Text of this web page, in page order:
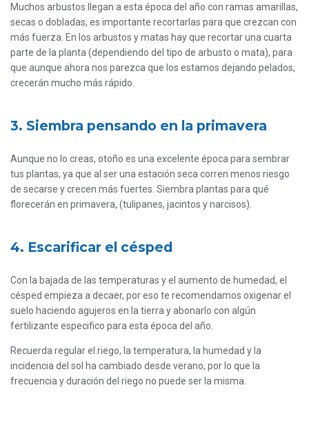
Muchos arbustos llegan a esta época del año con ramas amarillas,
secas o dobladas, es importante recortarlas para que crezcan con
más fuerza. En los arbustos y matas hay que recortar una cuarta
parte de la planta (dependiendo del tipo de arbusto o mata), para
que aunque ahora nos parezca que los estamos dejando pelados,
crecerán mucho más rápido.
3. Siembra pensando en la primavera
Aunque no lo creas, otoño es una excelente época para sembrar
tus plantas, ya que al ser una estación seca corren menos riesgo
de secarse y crecen más fuertes. Siembra plantas para qué
florecerán en primavera, (tulipanes, jacintos y narcisos).
4. Escarificar el césped
Con la bajada de las temperaturas y el aumento de humedad, el
césped empieza a decaer, por eso te recomendamos oxigenar el
suelo haciendo agujeros en la tierra y abonarlo con algún
fertilizante especifico para esta época del año.
Recuerda regular el riego, la temperatura, la humedad y la
incidencia del sol ha cambiado desde verano, por lo que la
frecuencia y duración del riego no puede ser la misma.